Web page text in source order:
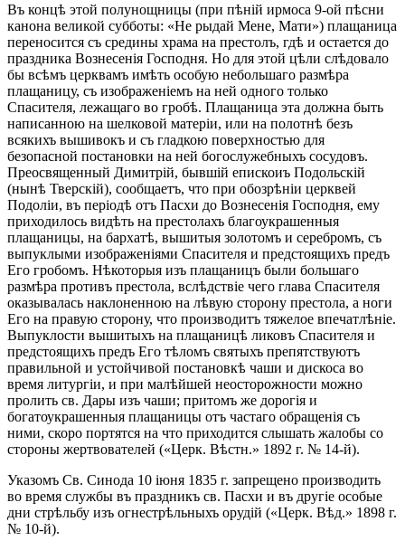
Въ концѣ этой полунощницы (при пѣній ирмоса 9-ой пѣсни
канона великой субботы: «Не рыдай Мене, Мати») плащаница
переносится съ средины храма на престолъ, гдѣ и остается до
праздника Вознесенія Господня. Но для этой цѣли слѣдовало
бы всѣмъ церквамъ имѣть особую небольшаго размѣра
плащаницу, съ изображеніемъ на ней одного только
Спасителя, лежащаго во гробѣ. Плащаница эта должна быть
написанною на шелковой матеріи, или на полотнѣ безъ
всякихъ вышивокъ и съ гладкою поверхностью для
безопасной постановки на ней богослужебныхъ сосудовъ.
Преосвященный Димитрій, бывшій епискоиъ Подольскій
(нынѣ Тверскій), сообщаетъ, что при обозрѣніи церквей
Подоліи, въ періодѣ отъ Пасхи до Вознесенія Господня, ему
приходилось видѣть на престолахъ благоукрашенныя
плащаницы, на бархатѣ, вышитыя золотомъ и серебромъ, съ
выпуклыми изображеніями Спасителя и предстоящихъ предъ
Его гробомъ. Нѣкоторыя изъ плащаницъ были большаго
размѣра противъ престола, вслѣдствіе чего глава Спасителя
оказывалась наклоненною на лѣвую сторону престола, а ноги
Его на правую сторону, что производитъ тяжелое впечатлѣніе.
Выпуклости вышитыхъ на плащаницѣ ликовъ Спасителя и
предстоящихъ предъ Его тѣломъ святыхъ препятствуютъ
правильной и устойчивой постановкѣ чаши и дискоса во
время литургіи, и при малѣйшей неосторожности можно
пролить св. Дары изъ чаши; притомъ же дорогія и
богатоукрашенныя плащаницы отъ частаго обращенія съ
ними, скоро портятся на что приходится слышать жалобы со
стороны жертвователей («Церк. Вѣстн.» 1892 г. № 14-й).
Указомъ Св. Синода 10 іюня 1835 г. запрещено производить
во время службы въ праздникъ св. Пасхи и въ другіе особые
дни стрѣльбу изъ огнестрѣльныхъ орудій («Церк. Вѣд.» 1898 г.
№ 10-й).